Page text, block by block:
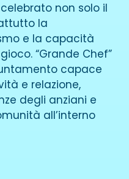
non solo il
la
e la capacità
“Grande Chef”
capace
e relazione,
degli anziani e
all’interno